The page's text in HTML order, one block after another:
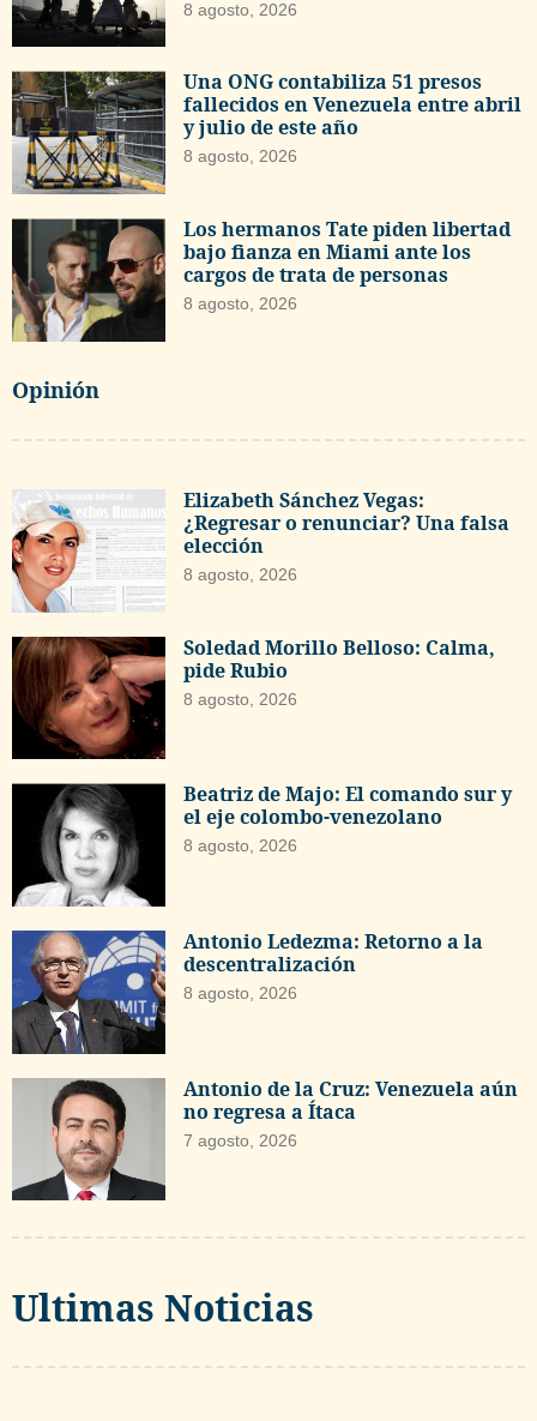
8 agosto, 2026
Una ONG contabiliza 51 presos
fallecidos en Venezuela entre abril
y julio de este año
8 agosto, 2026
Los hermanos Tate piden libertad
bajo fianza en Miami ante los
cargos de trata de personas
8 agosto, 2026
Opinión
Elizabeth Sánchez Vegas:
¿Regresar o renunciar? Una falsa
elección
8 agosto, 2026
Soledad Morillo Belloso: Calma,
pide Rubio
8 agosto, 2026
Beatriz de Majo: El comando sur y
el eje colombo-venezolano
8 agosto, 2026
Antonio Ledezma: Retorno a la
descentralización
8 agosto, 2026
Antonio de la Cruz: Venezuela aún
no regresa a Ítaca
7 agosto, 2026
Ultimas Noticias